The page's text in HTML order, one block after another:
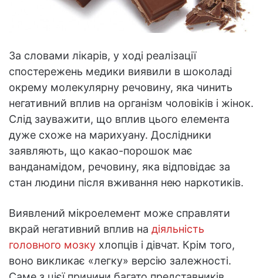
За словами лікарів, у ході реалізації
спостережень медики виявили в шоколаді
окрему молекулярну речовину, яка чинить
негативний вплив на організм чоловіків і жінок.
Слід зауважити, що вплив цього елемента
дуже схоже на марихуану. Дослідники
заявляють, що какао-порошок має
ванданамідом, речовину, яка відповідає за
стан людини після вживання нею наркотиків.
Виявлений мікроелемент може справляти
вкрай негативний вплив на діяльність
головного мозку хлопців і дівчат. Крім того,
воно викликає «легку» версію залежності.